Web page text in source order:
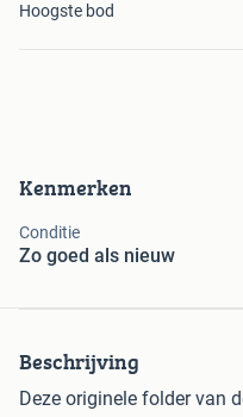
Kenmerken
Conditie
Zo goed als nieuw
Beschrijving
Deze originele folder van
Hoogste bod